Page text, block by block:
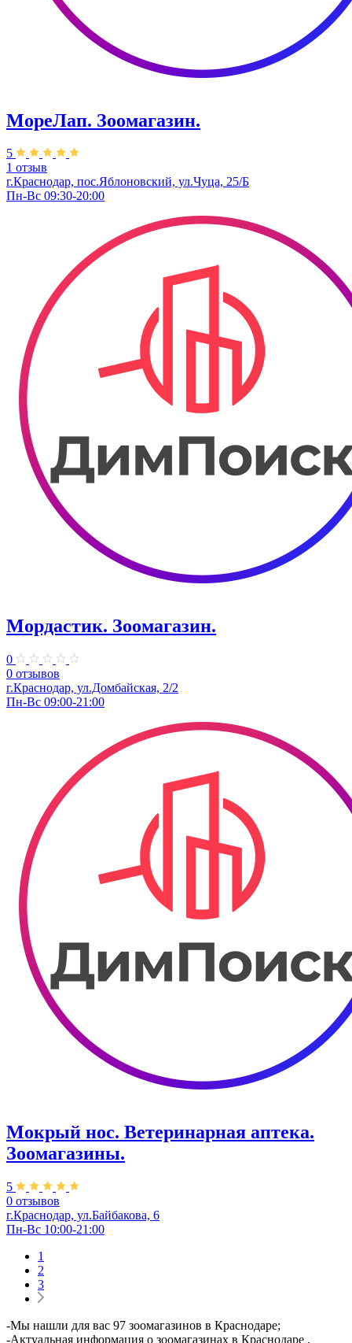
МореЛап. Зоомагазин.
5
1 отзыв
г.Краснодар, пос.Яблоновский, ул.Чуца, 25/Б
Пн-Вс 09:30-20:00
Мордастик. Зоомагазин.
0
0 отзывов
г.Краснодар, ул.Домбайская, 2/2
Пн-Вс 09:00-21:00
Мокрый нос. Ветеринарная аптека.
Зоомагазины.
5
0 отзывов
г.Краснодар, ул.Байбакова, 6
Пн-Вс 10:00-21:00
1
2
3
-Мы нашли для вас 97 зоомагазинов в Краснодаре;
-Актуальная информация о зоомагазинах в Краснодаре ,